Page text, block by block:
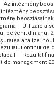
Az intézmény
intézmény
beosztásainak
Utilizare a
pe venit din anul
analizei
obtinut de
II
Rezultat
de management